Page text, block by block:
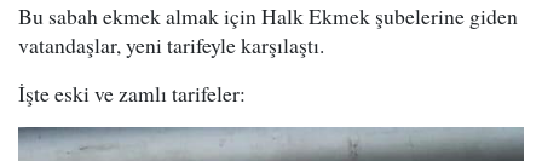
Bu sabah ekmek almak için Halk Ekmek şubelerine giden
vatandaşlar, yeni tarifeyle karşılaştı.
İşte eski ve zamlı tarifeler: